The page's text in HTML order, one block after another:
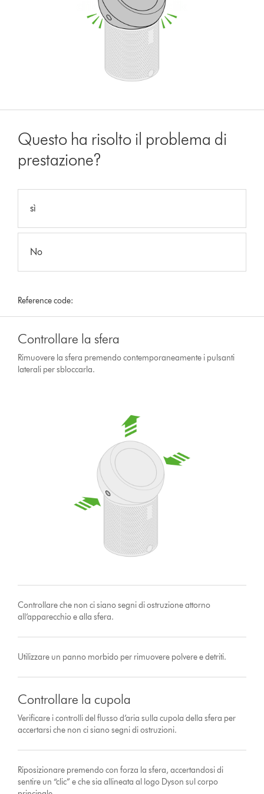
Questo ha risolto il problema di
prestazione?
sì
No
Reference code:
Controllare la sfera
Rimuovere la sfera premendo contemporaneamente i pulsanti
laterali per sbloccarla.
Controllare che non ci siano segni di ostruzione attorno
all’apparecchio e alla sfera.
Utilizzare un panno morbido per rimuovere polvere e detriti.
Controllare la cupola
Verificare i controlli del flusso d’aria sulla cupola della sfera per
accertarsi che non ci siano segni di ostruzioni.
Riposizionare premendo con forza la sfera, accertandosi di
sentire un “clic” e che sia allineata al logo Dyson sul corpo